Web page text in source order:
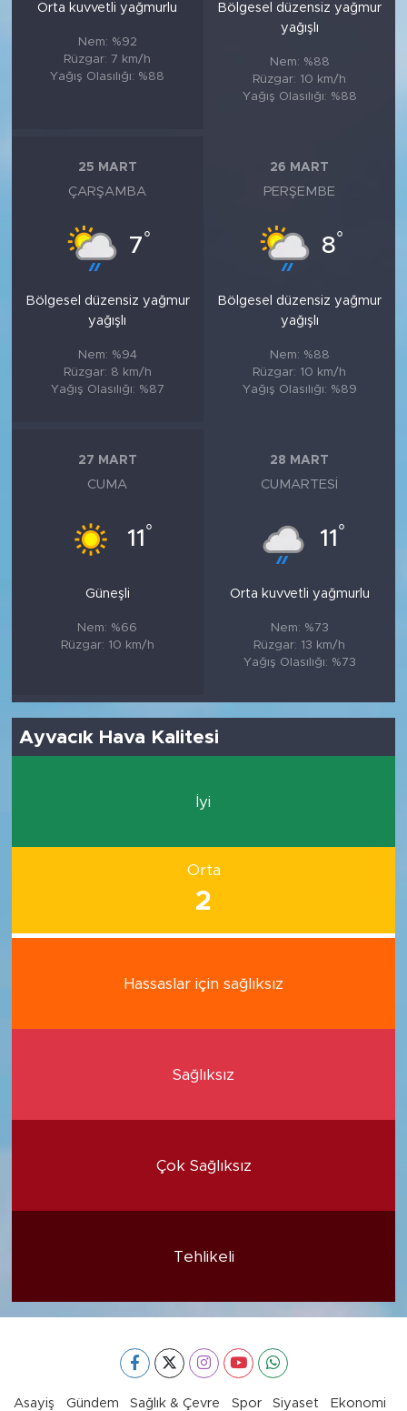
Orta kuvvetli yağmurlu
Nem: %92
Rüzgar: 7 km/h
Yağış Olasılığı: %88
Bölgesel düzensiz yağmur
yağışlı
Nem: %88
Rüzgar: 10 km/h
Yağış Olasılığı: %88
25 MART
ÇARŞAMBA
7°
Bölgesel düzensiz yağmur
yağışlı
Nem: %94
Rüzgar: 8 km/h
Yağış Olasılığı: %87
26 MART
PERŞEMBE
8°
Bölgesel düzensiz yağmur
yağışlı
Nem: %88
Rüzgar: 10 km/h
Yağış Olasılığı: %89
27 MART
CUMA
11 °
Güneşli
Nem: %66
Rüzgar: 10 km/h
28 MART
CUMARTESI
11 °
Orta kuvvetli yağmurlu
Nem: %73
Rüzgar: 13 km/h
Yağış Olasılığı: %73
Ayvacık Hava Kalitesi
İyi
Orta
2
Hassaslar için sağlıksız
Sağlıksız
Çok Sağlıksız
Tehlikeli
Asayiş Gündem Sağlık & Çevre Spor Siyaset
Ekonomi